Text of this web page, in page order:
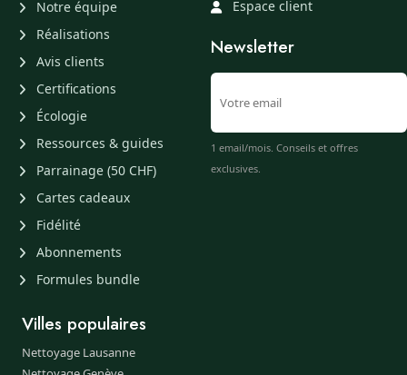
Notre équipe
Réalisations
Avis clients
Certifications
Écologie
Ressources & guides
Parrainage (50 CHF)
Cartes cadeaux
Fidélité
Abonnements
Formules bundle
Espace client
Newsletter
1 email/mois. Conseils et offres
exclusives.
Villes populaires
Nettoyage Lausanne